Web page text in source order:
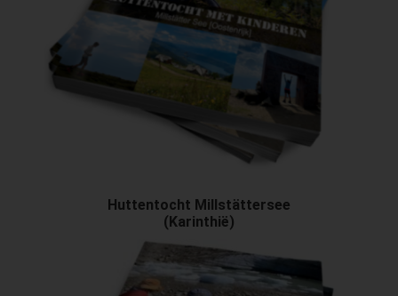
Huttentocht Millstättersee
(Karinthië)